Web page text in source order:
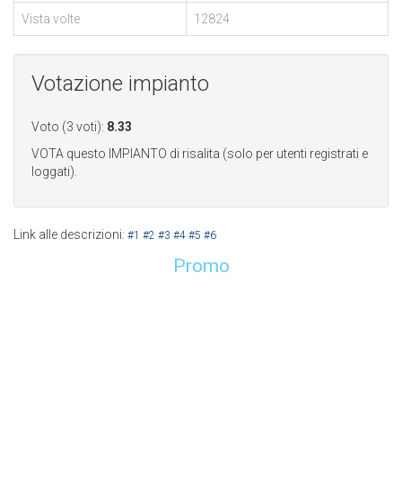
Vista volte 12824
Votazione impianto
Voto (3 voti): 8.33
VOTA questo IMPIANTO di risalita (solo per utenti registrati e
loggati).
Link alle descrizioni: #1 #2 #3 #4 #5 #6
Promo